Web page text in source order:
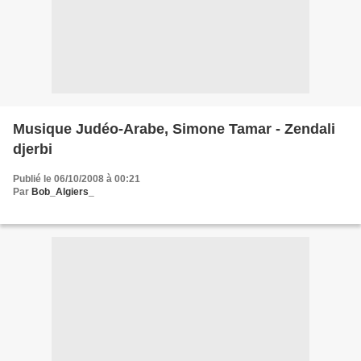
Musique Judéo-Arabe, Simone Tamar - Zendali
djerbi
Publié le 06/10/2008 à 00:21
Par Bob_Algiers_